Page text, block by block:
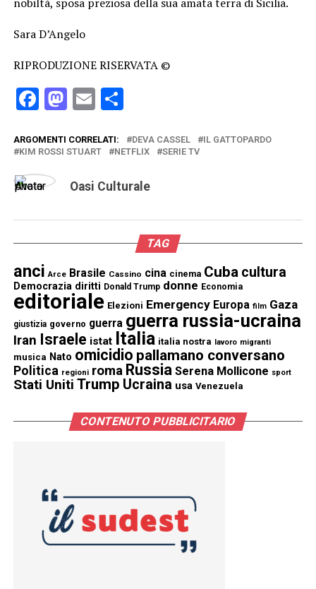
Sara D’Angelo
RIPRODUZIONE RISERVATA ©
Facebook
Mastodon
EmailCondividi
ARGOMENTI CORRELATI: DEVA CASSEL
IL GATTOPARDO
KIM ROSSI STUART
NETFLIX SERIE TV
Oasi Culturale
TAG
anci Arce Brasile Cassino cina cinema Cuba cultura
Democrazia diritti Donald Trump donne Economia
editoriale Elezioni Emergency Europa film Gaza
giustizia governo guerra guerra russia-ucraina
Iran Israele istat Italia italia nostra lavoro migranti
musica Nato omicidio pallamano conversano
Politica regioni roma Russia Serena Mollicone sport
Stati Uniti Trump Ucraina usa Venezuela
CONTENUTO PUBBLICITARIO